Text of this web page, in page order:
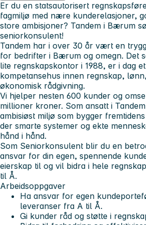
Er du en statsautorisert
fagmiljø med nære kunderelasjoner,
store ambisjoner? Tandem i Bærum
seniorkonsulent!
Tandem har i over 30 år vært en
for bedrifter i Bærum og omegn. Det
lite regnskapskontor i 1988, er i dag
kompetansehus innen regnskap,
økonomisk rådgivning.
Vi hjelper nesten 600 kunder og
millioner kroner. Som ansatt i
ambisiøst miljø som bygger
der smarte systemer og ekte
hånd i hånd.
Som Seniorkonsulent blir du en
ansvar for din egen, spennende
eierskap til og vil bidra i hele
til Å.
Arbeidsoppgaver
Ha ansvar for egen
leveranser fra A til Å.
Gi kunder råd og støtte i